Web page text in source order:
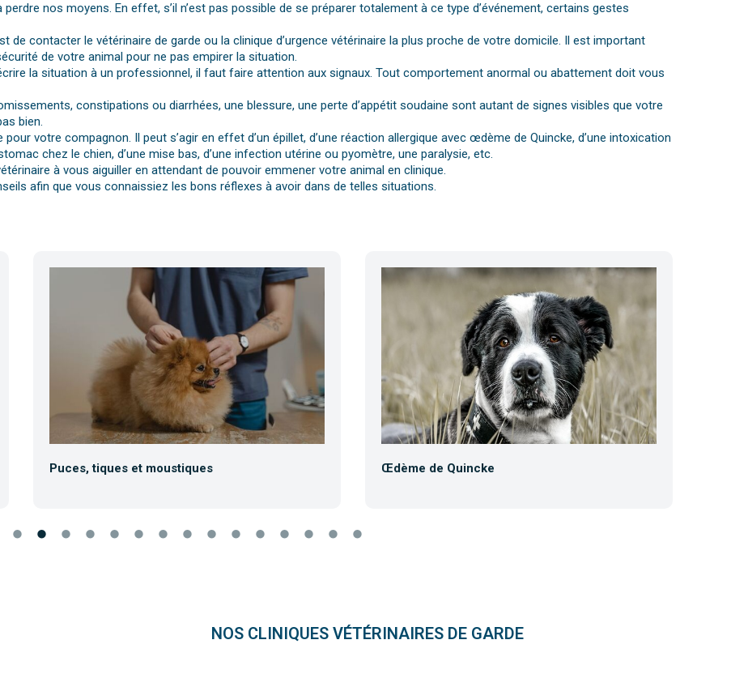
nos moyens. En effet, s’il n’est pas possible de se préparer totalement à ce type d’événement, certains gestes
de contacter le vétérinaire de garde ou la clinique d’urgence vétérinaire la plus proche de votre domicile. Il est important
de votre animal pour ne pas empirer la situation.
la situation à un professionnel, il faut faire attention aux signaux. Tout comportement anormal ou abattement doit vous
constipations ou diarrhées, une blessure, une perte d’appétit soudaine sont autant de signes visibles que votre
bien.
votre compagnon. Il peut s’agir en effet d’un épillet, d’une réaction allergique avec œdème de Quincke, d’une intoxication
chez le chien, d’une mise bas, d’une infection utérine ou pyomètre, une paralysie, etc.
à vous aiguiller en attendant de pouvoir emmener votre animal en clinique.
afin que vous connaissiez les bons réflexes à avoir dans de telles situations.
Puces, tiques et moustiques Œdème de Quincke
NOS CLINIQUES VÉTÉRINAIRES DE GARDE